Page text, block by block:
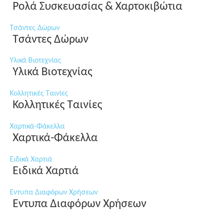
Ρολά Συσκευασίας & Χαρτοκιβώτια
Τσάντες Δώρων
Τσάντες Δώρων
Υλικά Βιοτεχνίας
Υλικά Βιοτεχνίας
Κολλητικές Ταινίες
Κολλητικές Ταινίες
Χαρτικά-Φάκελλα
Χαρτικά-Φάκελλα
Ειδικά Χαρτιά
Ειδικά Χαρτιά
Εντυπα Διαφόρων Χρήσεων
Εντυπα Διαφόρων Χρήσεων